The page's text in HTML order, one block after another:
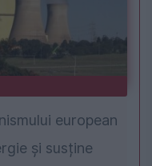
european
și susține